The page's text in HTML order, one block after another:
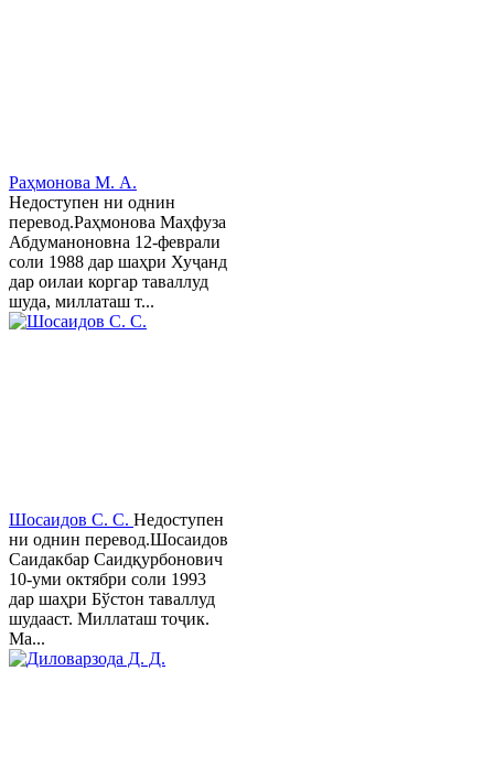
Раҳмонова М. А.
Недоступен ни однин
перевод.Раҳмонова Маҳфуза
Абдуманоновна 12-феврали
соли 1988 дар шаҳри Хуҷанд
дар оилаи коргар таваллуд
шуда, миллаташ т...
Шосаидов С. С. Недоступен
ни однин перевод.Шосаидов
Саидакбар Саидқурбонович
10-уми октябри соли 1993
дар шаҳри Бўстон таваллуд
шудааст. Миллаташ тоҷик.
Ма...